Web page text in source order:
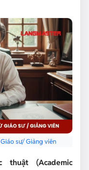
sư/ Giảng viên
(Academic